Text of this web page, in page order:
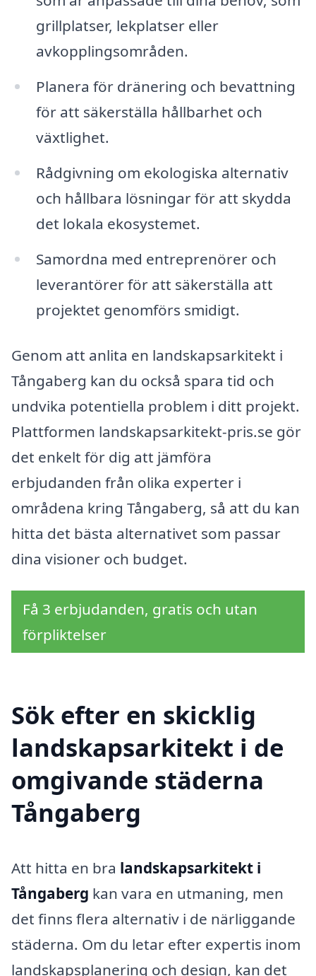
grillplatser, lekplatser eller
avkopplingsområden.
Planera för dränering och bevattning
för att säkerställa hållbarhet och
växtlighet.
Rådgivning om ekologiska alternativ
och hållbara lösningar för att skydda
det lokala ekosystemet.
Samordna med entreprenörer och
leverantörer för att säkerställa att
projektet genomförs smidigt.
Genom att anlita en landskapsarkitekt i
Tångaberg kan du också spara tid och
undvika potentiella problem i ditt projekt.
Plattformen landskapsarkitekt-pris.se gör
det enkelt för dig att jämföra
erbjudanden från olika experter i
områdena kring Tångaberg, så att du kan
hitta det bästa alternativet som passar
dina visioner och budget.
Få 3 erbjudanden, gratis och utan
förpliktelser
Sök efter en skicklig
landskapsarkitekt i de
omgivande städerna
Tångaberg
Att hitta en bra landskapsarkitekt i
Tångaberg kan vara en utmaning, men
det finns flera alternativ i de närliggande
städerna. Om du letar efter expertis inom
landskapsplanering och design, kan det